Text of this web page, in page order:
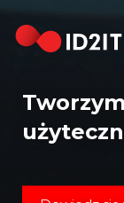
REALIZACJE
DOMENY